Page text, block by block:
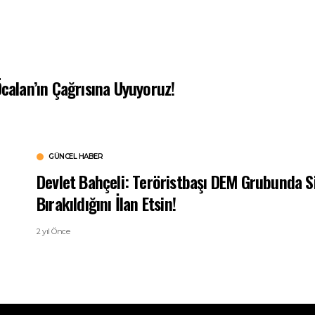
Çağrısına Uyuyoruz!
GÜNCEL HABER
Devlet Bahçeli: Teröristbaşı DEM Grubunda
Bırakıldığını İlan Etsin!
2 yıl Önce